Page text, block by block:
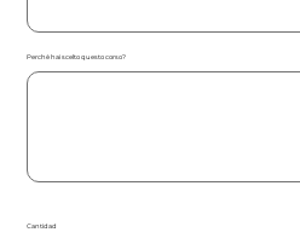
Perchè hai scelto questo corso?
500
Cantidad